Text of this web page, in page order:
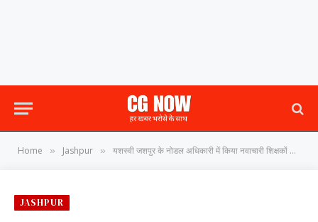
Home » Jashpur » यशस्वी जशपुर के नोडल अधिकारी में किया नवाचारी शिक्षकों को सम्मानित
JASHPUR